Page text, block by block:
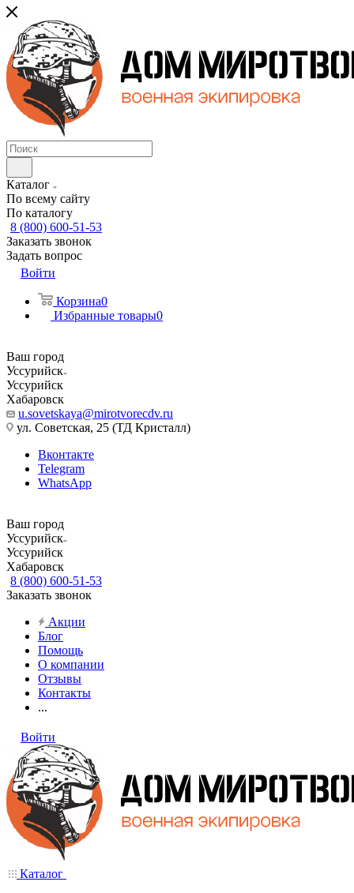
Каталог
По всему сайту
По каталогу
8 (800) 600-51-53
Заказать звонок
Задать вопрос
Войти
Корзина0
Избранные товары0
Ваш город
Уссурийск
Уссурийск
Хабаровск
u.sovetskaya@mirotvorecdv.ru
ул. Советская, 25 (ТД Кристалл)
Вконтакте
Telegram
WhatsApp
Ваш город
Уссурийск
Уссурийск
Хабаровск
8 (800) 600-51-53
Заказать звонок
Акции
Блог
Помощь
О компании
Отзывы
Контакты
...
Войти
Каталог